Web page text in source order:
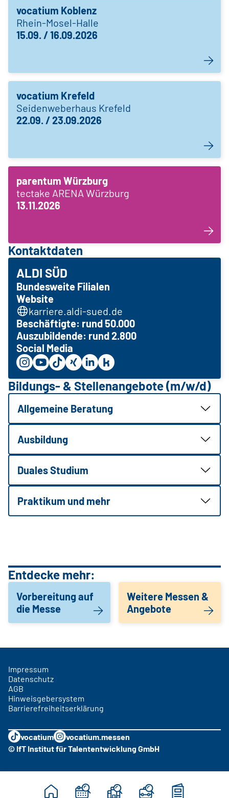
vocatium Koblenz
Rhein-Mosel-Halle
15.09. / 16.09.2026
vocatium Krefeld
Seidenweberhaus Krefeld
22.09. / 23.09.2026
parentum Würzburg
tectake ARENA Würzburg
13.11.2026
Kontaktdaten
ALDI SÜD
Bundesweite Filialen
Website
karriere.aldi-sued.de
Beschäftigte: rund 50.000
Auszubildende: rund 2.800
Social Media
Bildungs- & Stellenangebote (m/w/d)
Allgemeine Beratung
Ausbildung
Duales Studium
Praktikum und mehr
Entdecke mehr:
Vorbereitung auf
die Messe
Weitere Messen &
Angebote
Impressum
Datenschutz
AGB
Hinweisgebersystem
Barrierefreiheitserklärung
vocatium
vocatium.messen
© IfT Institut für Talententwicklung GmbH